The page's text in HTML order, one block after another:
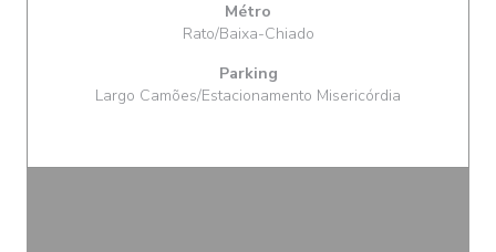
Métro
Rato/Baixa-Chiado
Parking
Largo Camões/Estacionamento Misericórdia